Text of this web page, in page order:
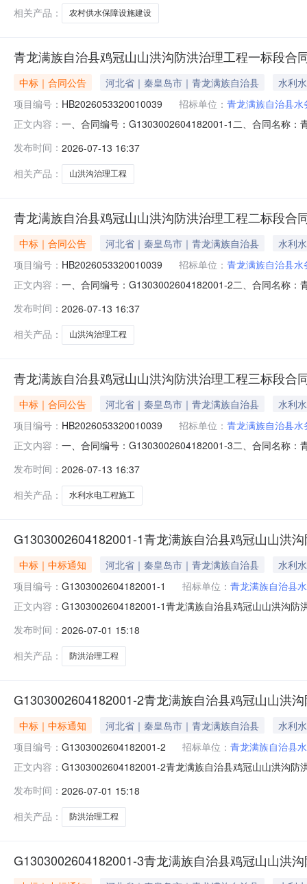
相关产品：
农村供水保障设施建设
青龙满族自治县鸡冠山山洪沟防洪治理工程一标段合
中标｜合同公告 河北省｜秦皇岛市｜青龙满族自治县
水利
项目编号： HB2026053320010039 招标单位： 青龙满族自治县水
正文内容： 一、合同编号：G1303002604182001-1二、合同名称：
工有限公司地址：成都市青羊区蜀金路1号2栋24层2405
发布时间： 2026-07-13 16:37
相关产品：
山洪沟治理工程
青龙满族自治县鸡冠山山洪沟防洪治理工程二标段合
中标｜合同公告 河北省｜秦皇岛市｜青龙满族自治县
水利
项目编号： HB2026053320010039 招标单位： 青龙满族自治县水
正文内容： 一、合同编号：G1303002604182001-2二、合同名称：
岩建设工程有限公司地址：河南省安阳市林州市红旗渠
发布时间： 2026-07-13 16:37
相关产品：
山洪沟治理工程
青龙满族自治县鸡冠山山洪沟防洪治理工程三标段合
中标｜合同公告 河北省｜秦皇岛市｜青龙满族自治县
水利
项目编号： HB2026053320010039 招标单位： 青龙满族自治县水
正文内容： 一、合同编号：G1303002604182001-3二、合同名称：
瑞杰水利水电工程有限公司地址：邯郸市邯山区陵园路
发布时间： 2026-07-13 16:37
相关产品：
水利水电工程施工
G1303002604182001-1青龙满族自治县鸡冠山山洪
中标｜中标通知 河北省｜秦皇岛市｜青龙满族自治县
水利
项目编号： G1303002604182001-1 招标单位： 青龙满族自治县
正文内容： G1303002604182001-1青龙满族自治县鸡冠山山洪沟防
日09:00二、中标单位序号统一社会信用代码中标单位名
发布时间： 2026-07-01 15:18
相关产品：
防洪治理工程
G1303002604182001-2青龙满族自治县鸡冠山山洪
中标｜中标通知 河北省｜秦皇岛市｜青龙满族自治县
水利
项目编号： G1303002604182001-2 招标单位： 青龙满族自治县
正文内容： G1303002604182001-2青龙满族自治县鸡冠山山洪沟防
日09:00二、中标单位序号统一社会信用代码中标单位名
发布时间： 2026-07-01 15:18
相关产品：
防洪治理工程
G1303002604182001-3青龙满族自治县鸡冠山山洪